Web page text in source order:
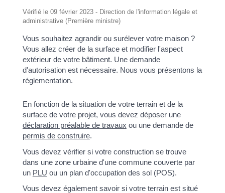
Vérifié le 09 février 2023 - Direction de l'information légale et
administrative (Première ministre)
Vous souhaitez agrandir ou surélever votre maison ?
Vous allez créer de la surface et modifier l'aspect
extérieur de votre bâtiment. Une demande
d'autorisation est nécessaire. Nous vous présentons la
réglementation.
En fonction de la situation de votre terrain et de la
surface de votre projet, vous devez déposer une
déclaration préalable de travaux ou une demande de
permis de construire.
Vous devez vérifier si votre construction se trouve
dans une zone urbaine d'une commune couverte par
un PLU ou un plan d'occupation des sol (POS).
Vous devez également savoir si votre terrain est situé